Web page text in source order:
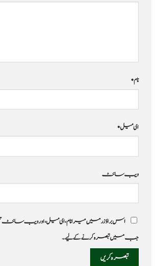
نام*
ای میل*
ویب‌ سائٹ
اس براؤزر میں میرا نام، ای میل، اور ویب سائٹ
جب میں تبصرہ کرنے کےلیے۔